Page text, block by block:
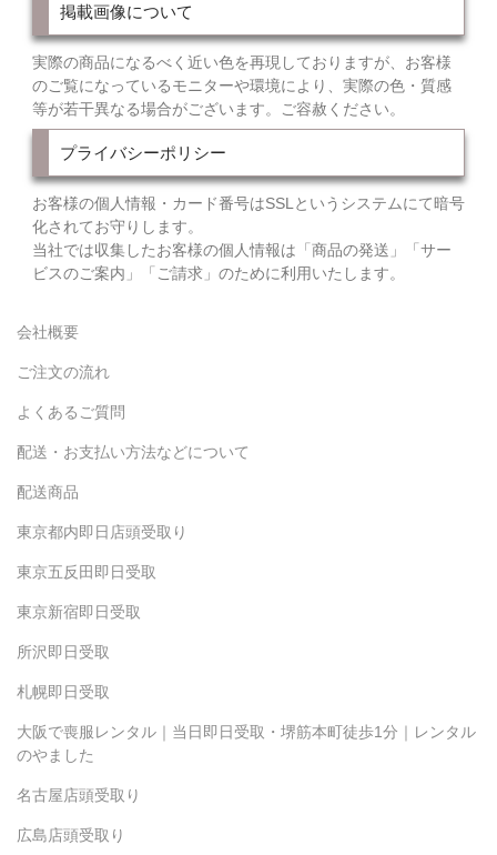
掲載画像について
実際の商品になるべく近い色を再現しておりますが、お客様
のご覧になっているモニターや環境により、実際の色・質感
等が若干異なる場合がございます。ご容赦ください。
プライバシーポリシー
お客様の個人情報・カード番号はSSLというシステムにて暗号
化されてお守りします。
当社では収集したお客様の個人情報は「商品の発送」「サー
ビスのご案内」「ご請求」のために利用いたします。
会社概要
ご注文の流れ
よくあるご質問
配送・お支払い方法などについて
配送商品
東京都内即日店頭受取り
東京五反田即日受取
東京新宿即日受取
所沢即日受取
札幌即日受取
大阪で喪服レンタル｜当日即日受取・堺筋本町徒歩1分｜レンタル
のやました
名古屋店頭受取り
広島店頭受取り